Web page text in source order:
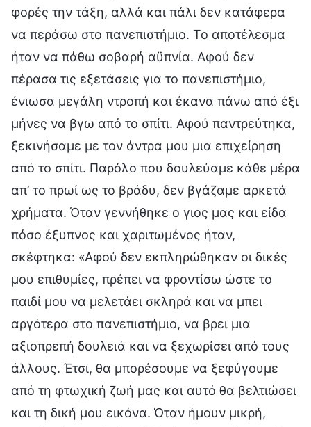
φορές την τάξη, αλλά και πάλι δεν κατάφερα
να περάσω στο πανεπιστήμιο. Το αποτέλεσμα
ήταν να πάθω σοβαρή αϋπνία. Αφού δεν
πέρασα τις εξετάσεις για το πανεπιστήμιο,
ένιωσα μεγάλη ντροπή και έκανα πάνω από έξι
μήνες να βγω από το σπίτι. Αφού παντρεύτηκα,
ξεκινήσαμε με τον άντρα μου μια επιχείρηση
από το σπίτι. Παρόλο που δουλεύαμε κάθε μέρα
απ’ το πρωί ως το βράδυ, δεν βγάζαμε αρκετά
χρήματα. Όταν γεννήθηκε ο γιος μας και είδα
πόσο έξυπνος και χαριτωμένος ήταν,
σκέφτηκα: «Αφού δεν εκπληρώθηκαν οι δικές
μου επιθυμίες, πρέπει να φροντίσω ώστε το
παιδί μου να μελετάει σκληρά και να μπει
αργότερα στο πανεπιστήμιο, να βρει μια
αξιοπρεπή δουλειά και να ξεχωρίσει από τους
άλλους. Έτσι, θα μπορέσουμε να ξεφύγουμε
από τη φτωχική ζωή μας και αυτό θα βελτιώσει
και τη δική μου εικόνα. Όταν ήμουν μικρή,